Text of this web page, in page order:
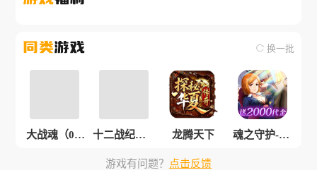
同类游戏 换一批
大战魂（0.1
十二战纪（0.
龙腾天下
魂之守护-0.1
游戏有问题？
点击反馈